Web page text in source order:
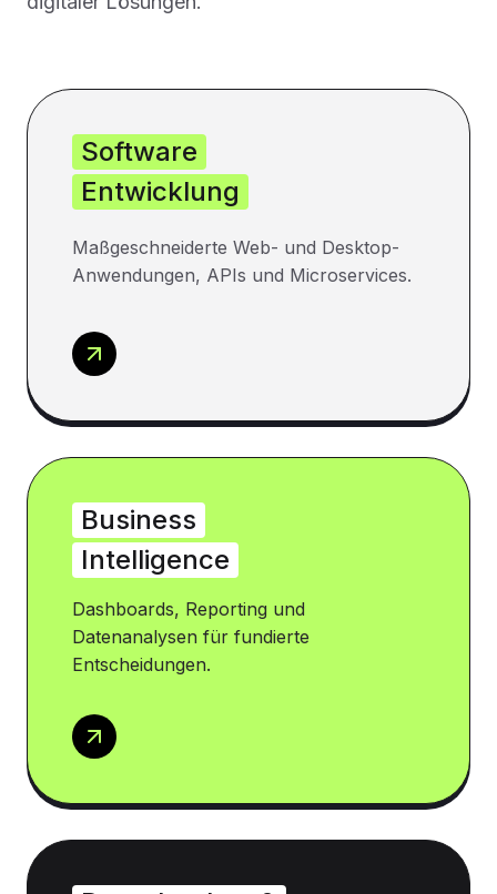
Software
Entwicklung
Maßgeschneiderte Web- und Desktop-
Anwendungen, APIs und Microservices.
Business
Intelligence
Dashboards, Reporting und
Datenanalysen für fundierte
Entscheidungen.